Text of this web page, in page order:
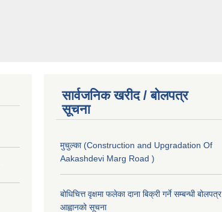
सार्वजनिक खरीद / बोलपत्र
सूचना
मुचुल्का (Construction and Upgradation Of
Aakashdevi Marg Road )
बोधिचित्त वृक्षमा फलेका दाना बिक्री गर्ने सम्बन्धी बोलपत्र
आह्वानको सूचना